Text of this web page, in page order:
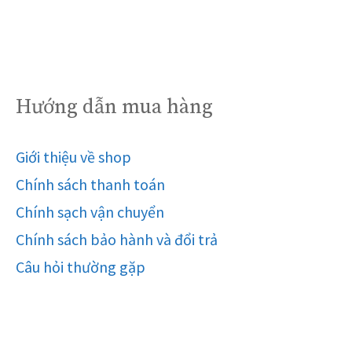
Hướng dẫn mua hàng
Giới thiệu về shop
Chính sách thanh toán
Chính sạch vận chuyển
Chính sách bảo hành và đổi trả
Câu hỏi thường gặp